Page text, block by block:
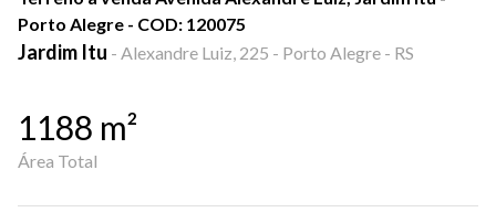
Porto Alegre - COD: 120075
Jardim Itu - Alexandre Luiz, 225 - Porto Alegre - RS
1188 m²
Área Total